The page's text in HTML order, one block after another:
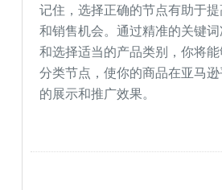
记住，选择正确的节点有助于
和销售机会。通过精准的关键
和选择适当的产品类别，你将
分类节点，使你的商品在亚马
的展示和推广效果。